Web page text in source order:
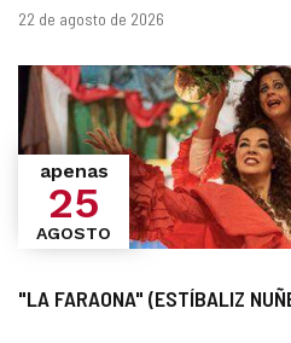
datas
22 de agosto de 2026
"LA FARAONA" (ESTÍBALIZ
apenas
25
AGOSTO